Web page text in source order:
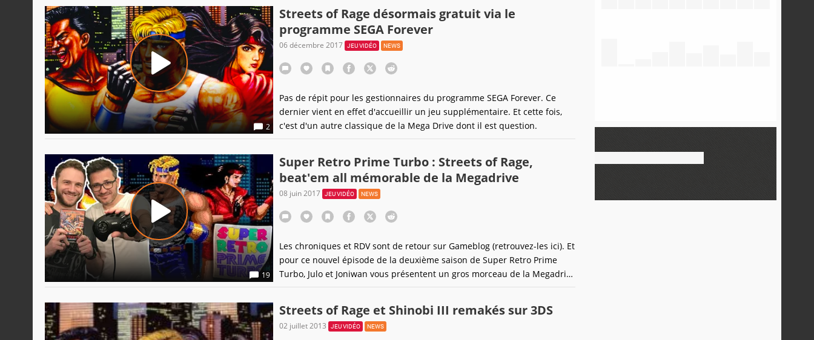
2
Streets of Rage désormais gratuit via le
programme SEGA Forever
06 décembre 2017 JEU VIDÉO NEWS
Pas de répit pour les gestionnaires du programme SEGA Forever. Ce
dernier vient en effet d'accueillir un jeu supplémentaire. Et cette fois,
c'est d'un autre classique de la Mega Drive dont il est question.
19
Super Retro Prime Turbo : Streets of Rage,
beat'em all mémorable de la Megadrive
08 juin 2017 JEU VIDÉO NEWS
Les chroniques et RDV sont de retour sur Gameblog (retrouvez-les ici). Et
pour ce nouvel épisode de la deuxième saison de Super Retro Prime
Turbo, Julo et Joniwan vous présentent un gros morceau de la Megadrive
: Streets of Rage !
Streets of Rage et Shinobi III remakés sur 3DS
02 juillet 2013 JEU VIDÉO NEWS